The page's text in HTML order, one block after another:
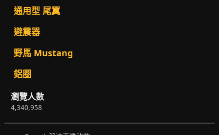
通用型 尾翼
避震器
野馬 Mustang
鋁圈
瀏覽人數
4,340,958